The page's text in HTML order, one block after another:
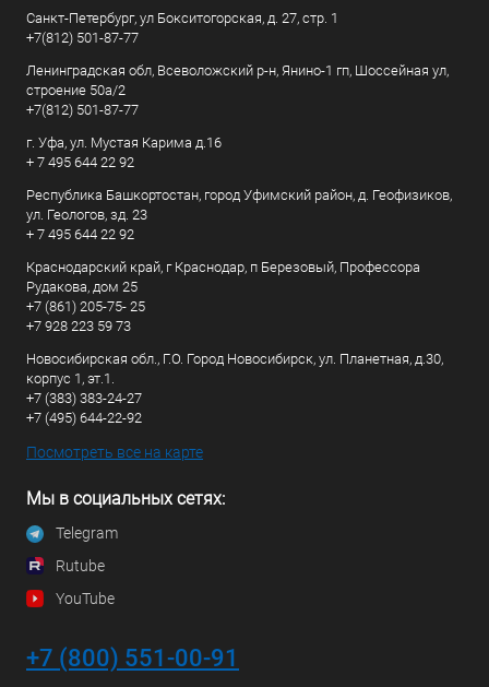
Санкт-Петербург, ул Бокситогорская, д. 27, стр. 1
+7(812) 501-87-77
Ленинградская обл, Всеволожский р-н, Янино-1 гп, Шоссейная ул,
строение 50а/2
+7(812) 501-87-77
г. Уфа, ул. Мустая Карима д.16
+ 7 495 644 22 92
Республика Башкортостан, город Уфимский район, д. Геофизиков,
ул. Геологов, зд. 23
+ 7 495 644 22 92
Краснодарский край, г Краснодар, п Березовый, Профессора
Рудакова, дом 25
+7 (861) 205-75- 25
+7 928 223 59 73
Новосибирская обл., Г.О. Город Новосибирск, ул. Планетная, д.30,
корпус 1, эт.1.
+7 (383) 383-24-27
+7 (495) 644-22-92
Посмотреть все на карте
Мы в социальных сетях:
Telegram
Rutube
YouTube
+7 (800) 551-00-91